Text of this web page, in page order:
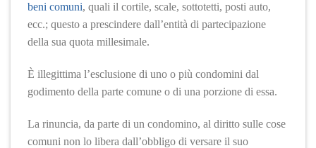
beni comuni, quali il cortile, scale, sottotetti, posti auto,
ecc.; questo a prescindere dall’entità di partecipazione
della sua quota millesimale.
È illegittima l’esclusione di uno o più condomini dal
godimento della parte comune o di una porzione di essa.
La rinuncia, da parte di un condomino, al diritto sulle cose
comuni non lo libera dall’obbligo di versare il suo